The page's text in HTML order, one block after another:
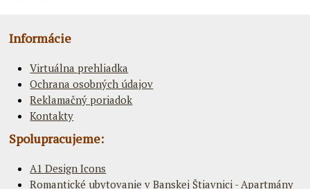
Informácie
Virtuálna prehliadka
Ochrana osobných údajov
Reklamačný poriadok
Kontakty
Spolupracujeme:
A1 Design Icons
Romantické ubytovanie v Banskej Štiavnici - Apartmány